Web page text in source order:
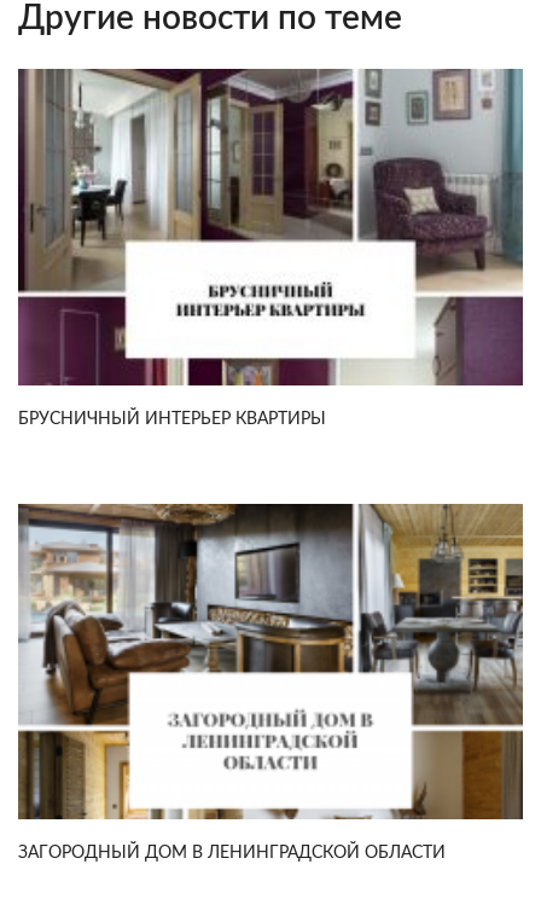
Другие новости по теме
БРУСНИЧНЫЙ ИНТЕРЬЕР КВАРТИРЫ
ЗАГОРОДНЫЙ ДОМ В ЛЕНИНГРАДСКОЙ ОБЛАСТИ